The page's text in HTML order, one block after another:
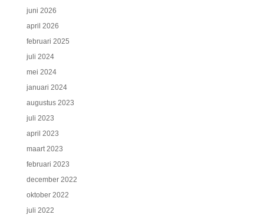
juni 2026
april 2026
februari 2025
juli 2024
mei 2024
januari 2024
augustus 2023
juli 2023
april 2023
maart 2023
februari 2023
december 2022
oktober 2022
juli 2022